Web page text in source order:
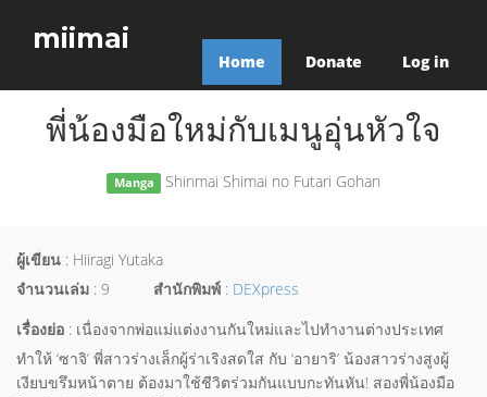
miimai
Home Donate Log in
พี่น้องมือใหม่กับเมนูอุ่นหัวใจ
Manga Shinmai Shimai no Futari Gohan
ผู้เขียน : Hiiragi Yutaka
จำนวนเล่ม : 9 สำนักพิมพ์ : DEXpress
เรื่องย่อ : เนื่องจากพ่อแม่แต่งงานกันใหม่และไปทำงานต่างประเทศ
ทำให้ ‘ซาจิ’ พี่สาวร่างเล็กผู้ร่าเริงสดใส กับ ‘อายาริ’ น้องสาวร่างสูงผู้
เงียบขรึมหน้าตาย ต้องมาใช้ชีวิตร่วมกันแบบกะทันหัน! สองพี่น้องมือ